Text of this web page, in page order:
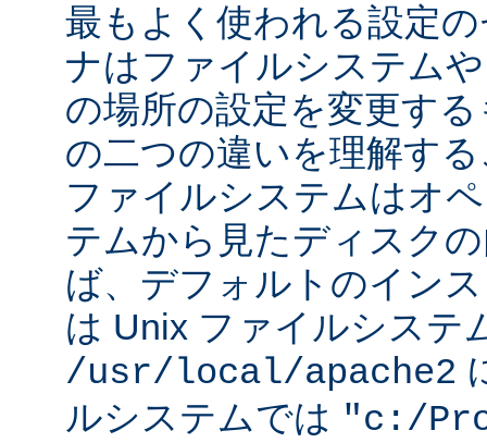
最もよく使われる設定
ナはファイルシステム
の場所の設定を変更す
の二つの違いを理解す
ファイルシステムはオ
テムから見たディスク
ば、デフォルトのイン
は Unix ファイルシステ
/usr/local/apache2
ルシステムでは "c:/